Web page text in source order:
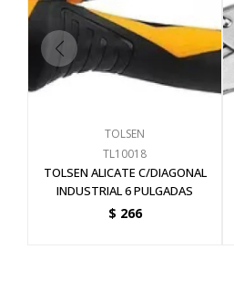
TOLSEN
TL10018
TOLSEN ALICATE C/DIAGONAL
INDUSTRIAL 6 PULGADAS
$ 266